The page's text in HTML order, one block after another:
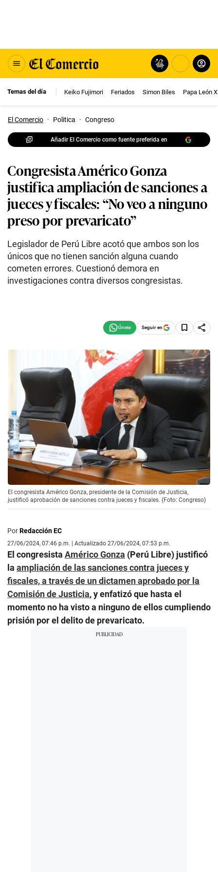
Temas del día Keiko Fujimori Feriados Simon Biles Papa León
El Comercio · Politica · Congreso
Añadir El Comercio como fuente preferida en
Congresista Américo Gonza
justifica ampliación de sanciones a
jueces y fiscales: “No veo a ninguno
preso por prevaricato”
Legislador de Perú Libre acotó que ambos son los
únicos que no tienen sanción alguna cuando
cometen errores. Cuestionó demora en
investigaciones contra diversos congresistas.
Seguir en
El congresista Américo Gonza, presidente de la Comisión de Justicia,
justificó aprobación de sanciones contra jueces y fiscales. (Foto: Congreso)
PorRedacción EC
27/06/2024, 07:46 p.m. | Actualizado 27/06/2024, 07:53 p.m.
El congresista Américo Gonza (Perú Libre) justificó
la ampliación de las sanciones contra jueces y
fiscales, a través de un dictamen aprobado por la
Comisión de Justicia, y enfatizó que hasta el
momento no ha visto a ninguno de ellos cumpliendo
prisión por el delito de prevaricato.